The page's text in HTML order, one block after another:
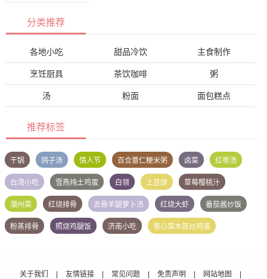
分类推荐
各地小吃 甜品冷饮 主食制作
烹饪厨具 茶饮咖啡 粥
汤 粉面 面包糕点
推荐标签
干锅 鸽子汤 情人节 百合薏仁粳米粥 卤菜 红枣汤
台湾小吃 雪燕炖土鸡蛋 白领 土豆饼 草莓樱桃汁
潮州菜 红烧排骨 去骨羊腿萝卜汤 红烧大虾 番茄酱炒饭
粉蒸排骨 照烧鸡腿饭 济南小吃 卷心菜木耳炒鸡蛋
关于我们 | 友情链接 | 常见问题 | 免责声明 | 网站地图 |